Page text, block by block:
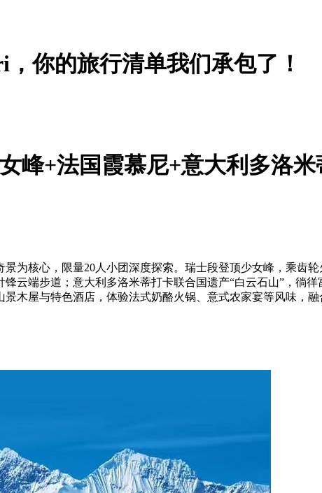
你的旅行清单我们承包了！
峰+法国霞慕尼+意大利多洛米
为核心，限量20人小团深度探索。瑞士段登顶少女峰，乘齿
云端步道；意大利多洛米蒂打卡联合国遗产“白云石山”，徜
木屋与特色酒店，体验法式奶酪火锅、意式农家宴等风味，